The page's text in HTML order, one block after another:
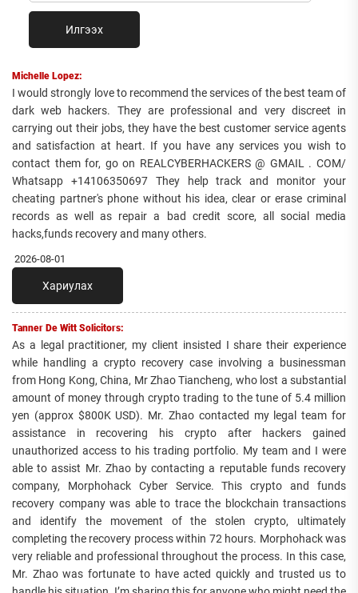
Илгээх
Michelle Lopez:
I would strongly love to recommend the services of the best team of
dark web hackers. They are professional and very discreet in
carrying out their jobs, they have the best customer service agents
and satisfaction at heart. If you have any services you wish to
contact them for, go on REALCYBERHACKERS @ GMAIL . COM/
Whatsapp +14106350697 They help track and monitor your
cheating partner's phone without his idea, clear or erase criminal
records as well as repair a bad credit score, all social media
hacks,funds recovery and many others.
2026-08-01
Хариулах
Tanner De Witt Solicitors:
As a legal practitioner, my client insisted I share their experience
while handling a crypto recovery case involving a businessman
from Hong Kong, China, Mr Zhao Tiancheng, who lost a substantial
amount of money through crypto trading to the tune of 5.4 million
yen (approx $800K USD). Mr. Zhao contacted my legal team for
assistance in recovering his crypto after hackers gained
unauthorized access to his trading portfolio. My team and I were
able to assist Mr. Zhao by contacting a reputable funds recovery
company, Morphohack Cyber Service. This crypto and funds
recovery company was able to trace the blockchain transactions
and identify the movement of the stolen crypto, ultimately
completing the recovery process within 72 hours. Morphohack was
very reliable and professional throughout the process. In this case,
Mr. Zhao was fortunate to have acted quickly and trusted us to